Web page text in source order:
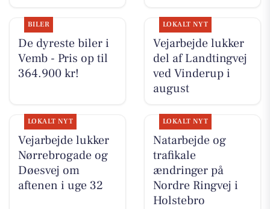
BILER
De dyreste biler i
Vemb - Pris op til
364.900 kr!
LOKALT NYT
Vejarbejde lukker
del af Landtingvej
ved Vinderup i
august
LOKALT NYT
Vejarbejde lukker
Nørrebrogade og
Døesvej om
aftenen i uge 32
LOKALT NYT
Natarbejde og
trafikale
ændringer på
Nordre Ringvej i
Holstebro